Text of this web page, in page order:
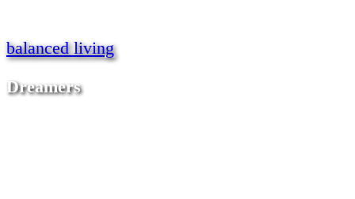
springen
balanced living
Dreamers